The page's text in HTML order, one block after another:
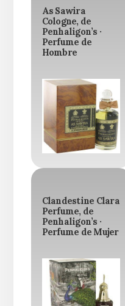
As Sawira
Cologne, de
Penhaligon’s ·
Perfume de
Hombre
Clandestine Clara
Perfume, de
Penhaligon’s ·
Perfume de Mujer